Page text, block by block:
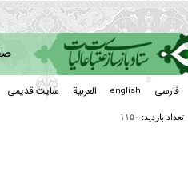
فارسی english العربیة سایت قدیمی
تعداد بازدید: ۱۱۵۰